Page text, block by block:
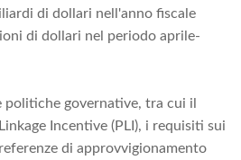
di dollari nell'anno fiscale
di dollari nel periodo aprile-
politiche governative, tra cui il
Incentive (PLI), i requisiti sui
di approvvigionamento